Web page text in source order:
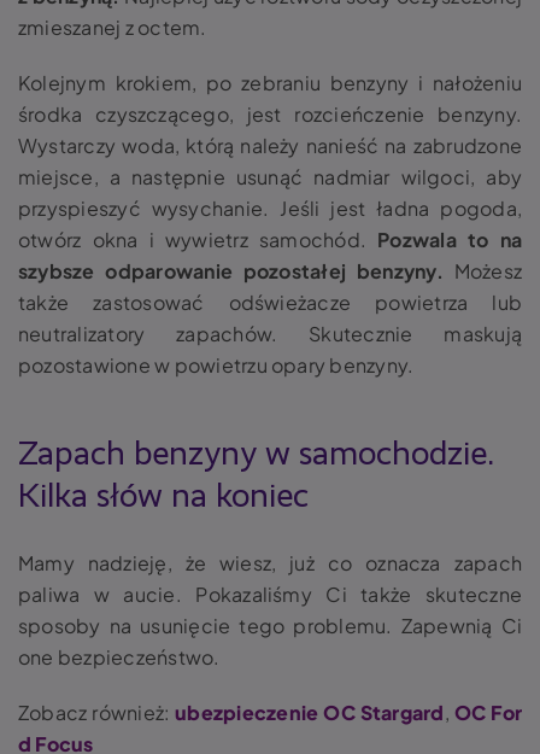
zmieszanej z octem.
Kolejnym krokiem, po zebraniu benzyny i nałożeniu
środka czyszczącego, jest rozcieńczenie benzyny.
Wystarczy woda, którą należy nanieść na zabrudzone
miejsce, a następnie usunąć nadmiar wilgoci, aby
przyspieszyć wysychanie. Jeśli jest ładna pogoda,
otwórz okna i wywietrz samochód. Pozwala to na
szybsze odparowanie pozostałej benzyny. Możesz
także zastosować odświeżacze powietrza lub
neutralizatory zapachów. Skutecznie maskują
pozostawione w powietrzu opary benzyny.
Zapach benzyny w samochodzie.
Kilka słów na koniec
Mamy nadzieję, że wiesz, już co oznacza zapach
paliwa w aucie. Pokazaliśmy Ci także skuteczne
sposoby na usunięcie tego problemu. Zapewnią Ci
one bezpieczeństwo.
Zobacz również:ubezpieczenie OC Stargard, OC For
d Focus